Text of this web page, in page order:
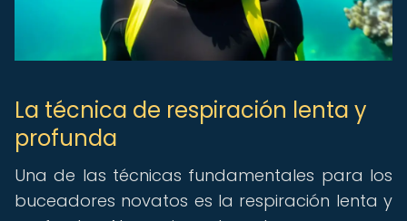
La técnica de respiración lenta y
profunda
Una de las técnicas fundamentales para los
buceadores novatos es la respiración lenta y